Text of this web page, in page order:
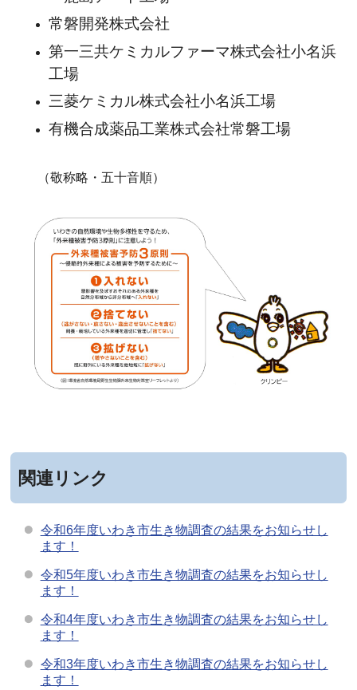
常磐開発株式会社
第一三共ケミカルファーマ株式会社小名浜
工場
三菱ケミカル株式会社小名浜工場
有機合成薬品工業株式会社常磐工場
（敬称略・五十音順）
関連リンク
令和6年度いわき市生き物調査の結果をお知らせし
ます！
令和5年度いわき市生き物調査の結果をお知らせし
ます！
令和4年度いわき市生き物調査の結果をお知らせし
ます！
令和3年度いわき市生き物調査の結果をお知らせし
ます！